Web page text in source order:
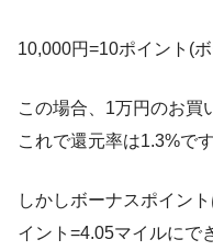
10,000円=10ポイント(
この場合、1万円のお買
これで還元率は1.3%です
しかしボーナスポイン
イント=4.05マイルにで